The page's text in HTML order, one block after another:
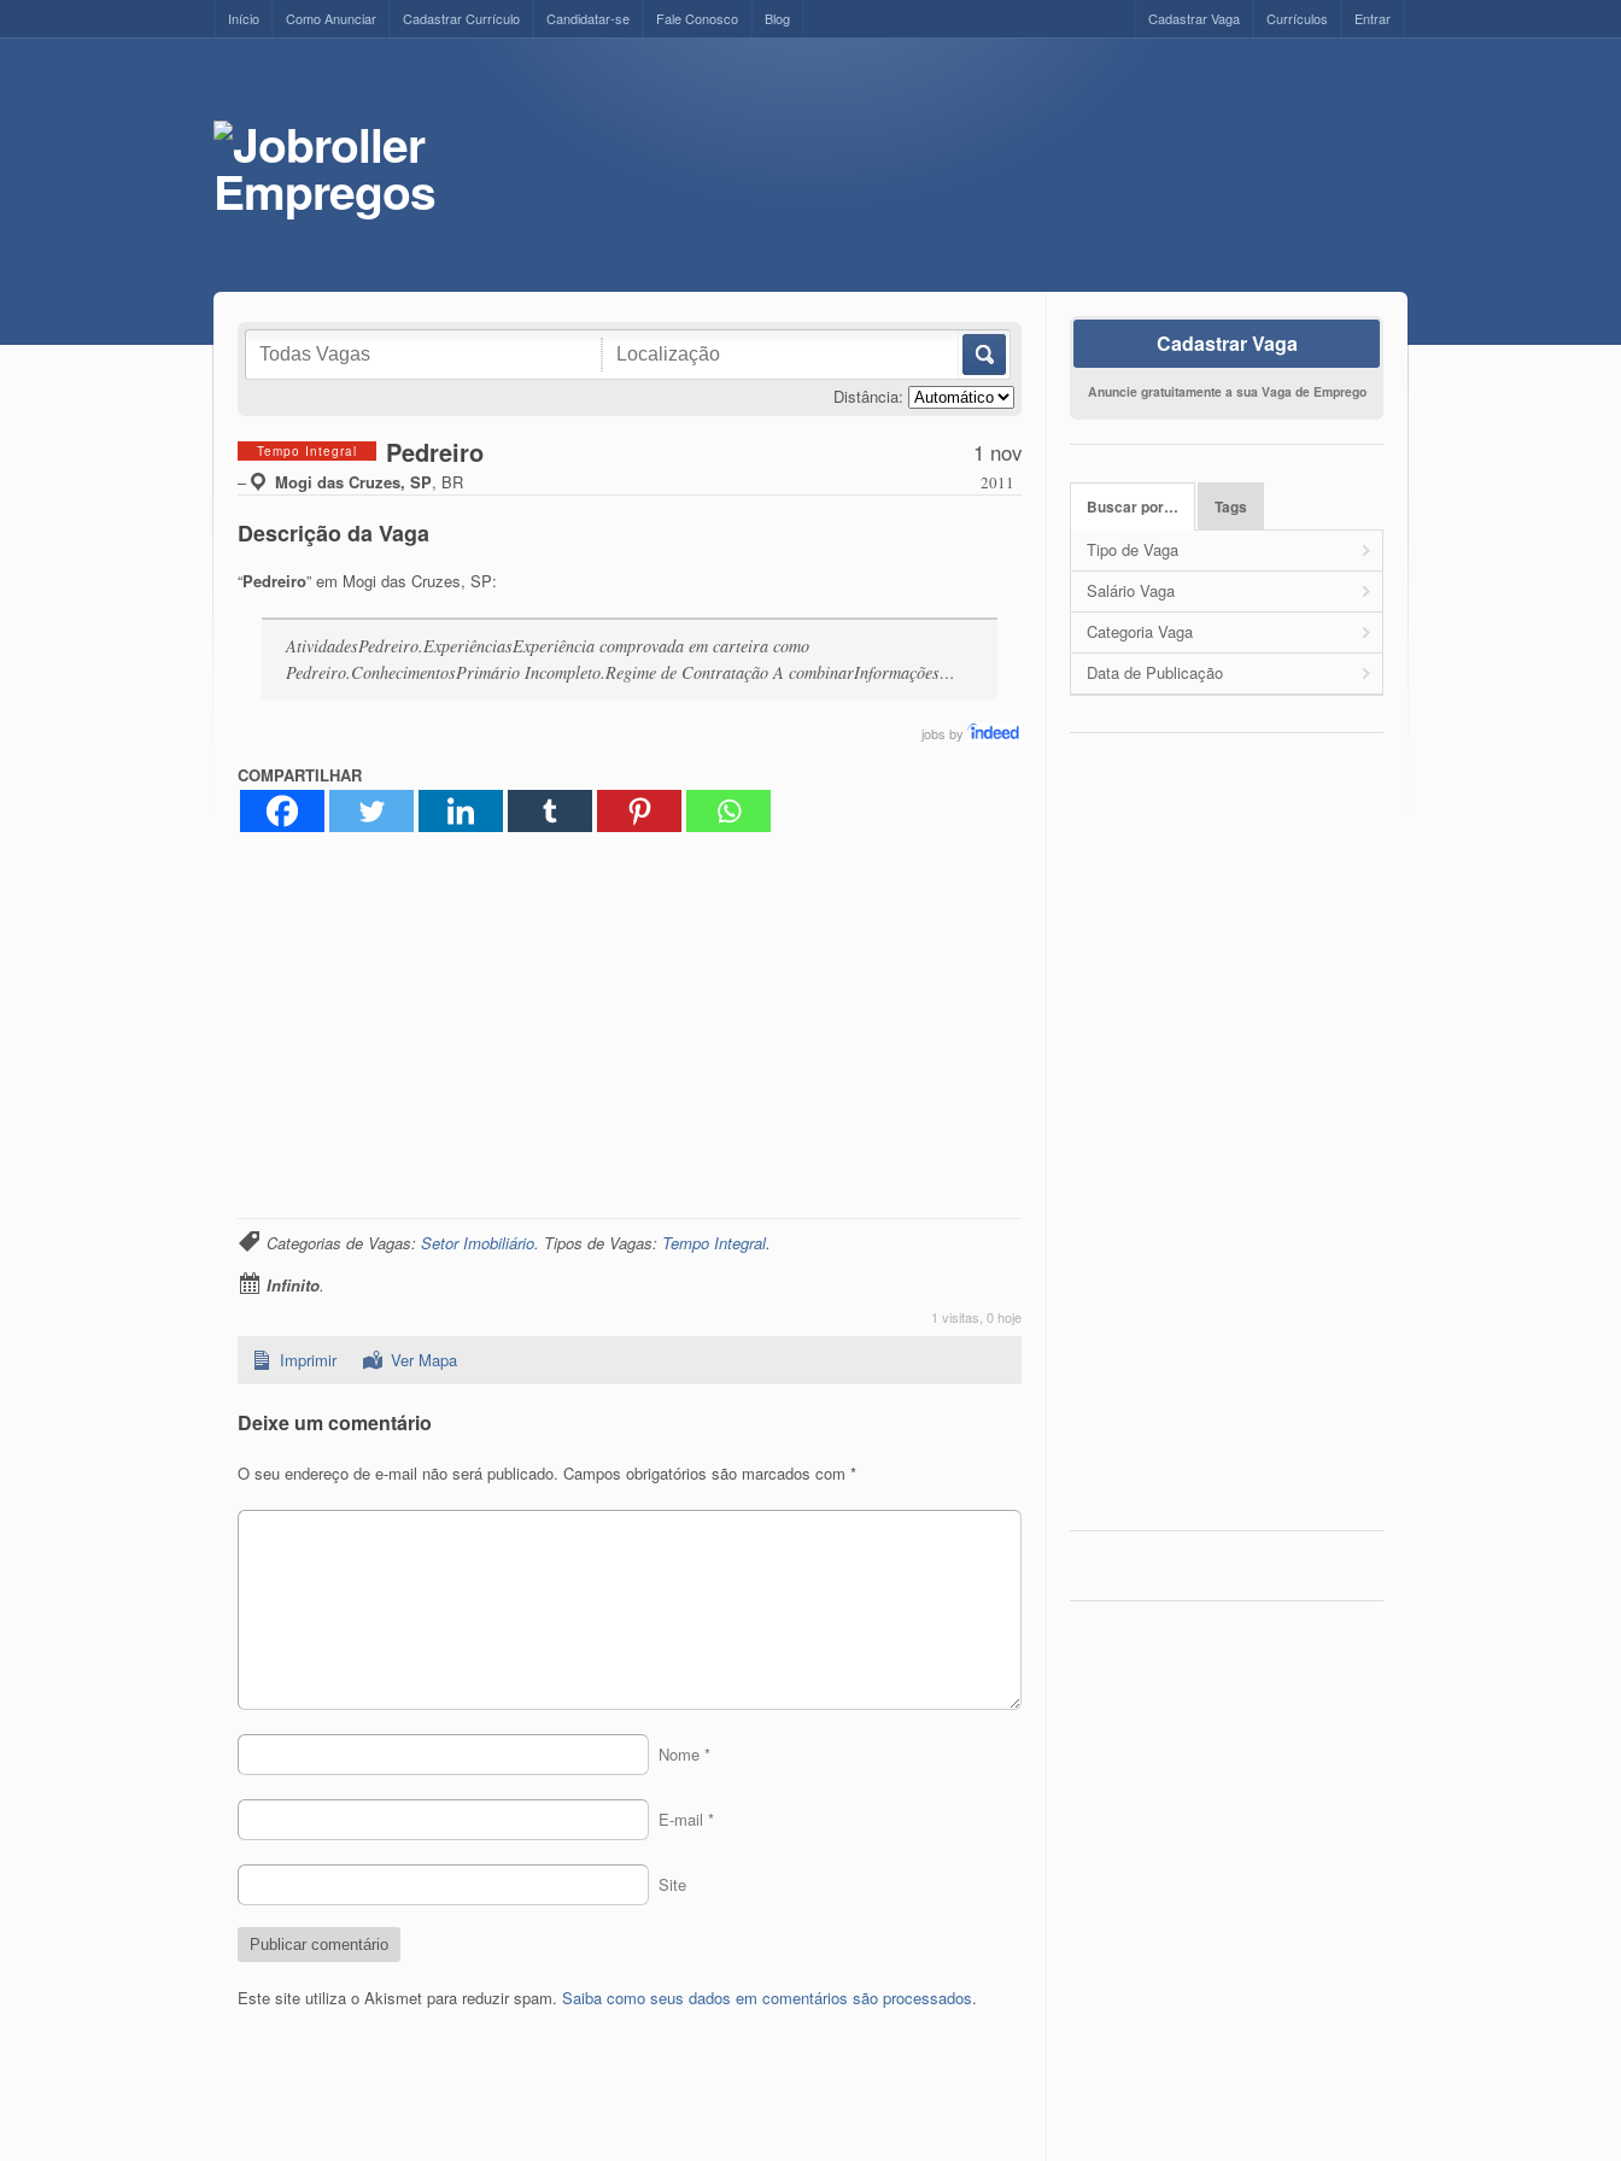
Início Como Anunciar Cadastrar Currículo Candidatar-se Fale Conosco Blog Entrar
Currículos
Cadastrar Vaga
Distância:
1 nov
2011
Tempo Integral Pedreiro
– Mogi das Cruzes, SP, BR
Descrição da Vaga
“Pedreiro” em Mogi das Cruzes, SP:
AtividadesPedreiro.ExperiênciasExperiência comprovada em carteira como
Pedreiro.ConhecimentosPrimário Incompleto.Regime de Contratação A combinarInformações…
jobs by
COMPARTILHAR
Categorias de Vagas: Setor Imobiliário. Tipos de Vagas: Tempo Integral.
Infinito.
1 visitas, 0 hoje
Imprimir Ver Mapa
Deixe um comentário
O seu endereço de e-mail não será publicado. Campos obrigatórios são marcados com *
Nome *
E-mail *
Site
Este site utiliza o Akismet para reduzir spam. Saiba como seus dados em comentários são processados.
Cadastrar Vaga
Anuncie gratuitamente a sua Vaga de Emprego
Buscar por… Tags
Tipo de Vaga
Salário Vaga
Categoria Vaga
Data de Publicação